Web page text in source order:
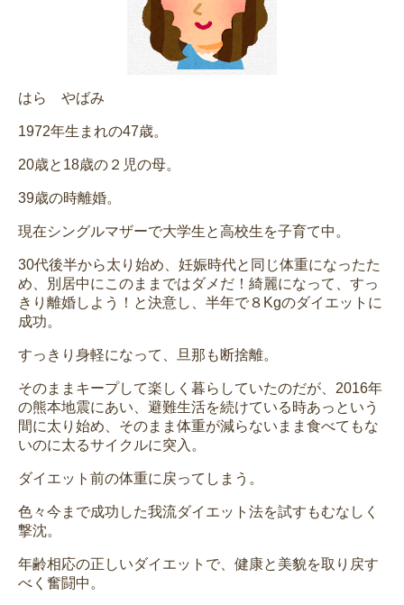
はら やばみ
1972年生まれの47歳。
20歳と18歳の２児の母。
39歳の時離婚。
現在シングルマザーで大学生と高校生を子育て中。
30代後半から太り始め、妊娠時代と同じ体重になったた
め、別居中にこのままではダメだ！綺麗になって、すっ
きり離婚しよう！と決意し、半年で８Kgのダイエットに
成功。
すっきり身軽になって、旦那も断捨離。
そのままキープして楽しく暮らしていたのだが、2016年
の熊本地震にあい、避難生活を続けている時あっという
間に太り始め、そのまま体重が減らないまま食べてもな
いのに太るサイクルに突入。
ダイエット前の体重に戻ってしまう。
色々今まで成功した我流ダイエット法を試すもむなしく
撃沈。
年齢相応の正しいダイエットで、健康と美貌を取り戻す
べく奮闘中。